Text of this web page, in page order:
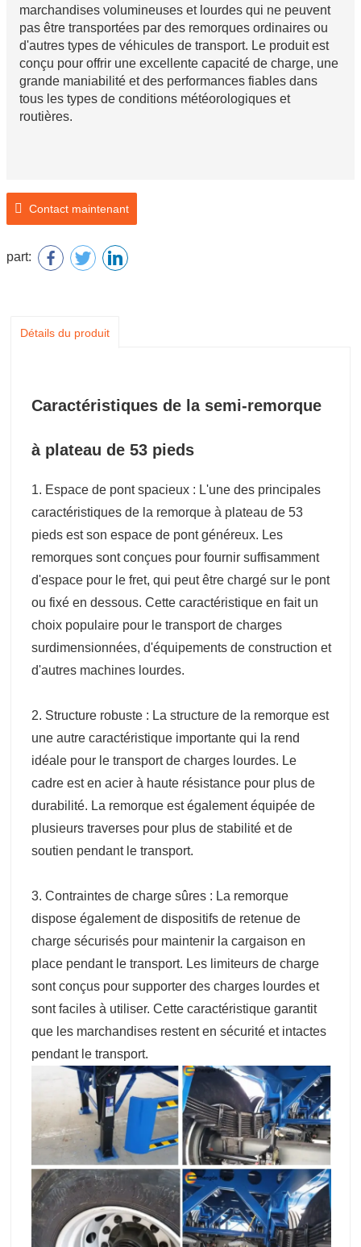
marchandises volumineuses et lourdes qui ne peuvent
pas être transportées par des remorques ordinaires ou
d'autres types de véhicules de transport. Le produit est
conçu pour offrir une excellente capacité de charge, une
grande maniabilité et des performances fiables dans
tous les types de conditions météorologiques et
routières.
Contact maintenant
part:
Détails du produit
Caractéristiques de la semi-remorque
à plateau de 53 pieds
1. Espace de pont spacieux : L'une des principales
caractéristiques de la remorque à plateau de 53
pieds est son espace de pont généreux. Les
remorques sont conçues pour fournir suffisamment
d'espace pour le fret, qui peut être chargé sur le pont
ou fixé en dessous. Cette caractéristique en fait un
choix populaire pour le transport de charges
surdimensionnées, d'équipements de construction et
d'autres machines lourdes.
2. Structure robuste : La structure de la remorque est
une autre caractéristique importante qui la rend
idéale pour le transport de charges lourdes. Le
cadre est en acier à haute résistance pour plus de
durabilité. La remorque est également équipée de
plusieurs traverses pour plus de stabilité et de
soutien pendant le transport.
3. Contraintes de charge sûres : La remorque
dispose également de dispositifs de retenue de
charge sécurisés pour maintenir la cargaison en
place pendant le transport. Les limiteurs de charge
sont conçus pour supporter des charges lourdes et
sont faciles à utiliser. Cette caractéristique garantit
que les marchandises restent en sécurité et intactes
pendant le transport.